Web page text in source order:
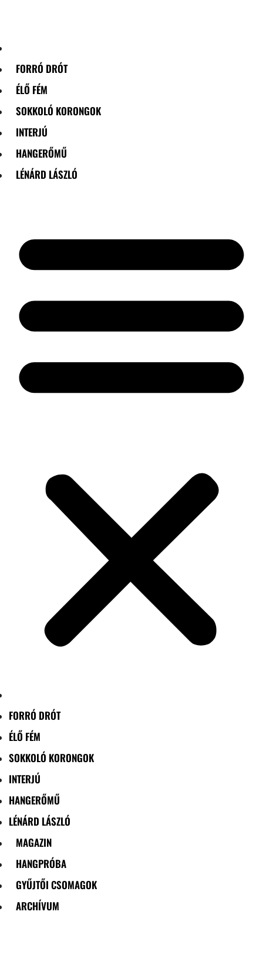
FORRÓ DRÓT
ÉLŐ FÉM
SOKKOLÓ KORONGOK
INTERJÚ
HANGERŐMŰ
LÉNÁRD LÁSZLÓ
FORRÓ DRÓT
ÉLŐ FÉM
SOKKOLÓ KORONGOK
INTERJÚ
HANGERŐMŰ
LÉNÁRD LÁSZLÓ
MAGAZIN
HANGPRÓBA
GYŰJTŐI CSOMAGOK
ARCHÍVUM